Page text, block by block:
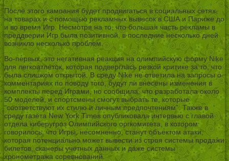
После этого кампания будет продвигаться в социальных сетях,
на товарах и с помощью рекламных вывесок в США и Париже до
и во время Игр. Несмотря на то, что большая часть рекламы в
преддверии Игр была позитивной, в последние несколько дней
возникло несколько проблем.
Во-первых, это негативная реакция на олимпийскую форму Nike
для легкоатлеток, которая подверглась резкой критике за то, что
была слишком открытой. В среду Nike не ответила на запросы о
комментариях по поводу того, будут ли внесены изменения в
комплекты перед Играми, но сообщила, что разработала около
50 моделей, и спортсмены смогут выбрать те, которые
“соответствуют их стилю и личным предпочтениям”. Также в
среду газета New York Times опубликовала интервью с главой
отдела киберугроз Олимпийского оргкомитета, в котором
говорилось, что Игры, несомненно, станут объектом атаки,
которая потенциально может вывести из строя системы продажи
билетов, сканеры учетных данных и даже системы
хронометража соревнований.